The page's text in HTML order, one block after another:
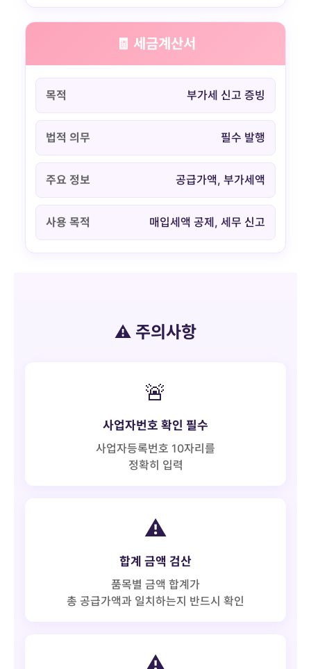
🧾 세금계산서
목적 부가세 신고 증빙
법적 의무 필수 발행
주요 정보 공급가액, 부가세액
사용 목적 매입세액 공제, 세무 신고
⚠️ 주의사항
🚨
사업자번호 확인 필수
사업자등록번호 10자리를
정확히 입력
⚠️
합계 금액 검산
품목별 금액 합계가
총 공급가액과 일치하는지 반드시 확인